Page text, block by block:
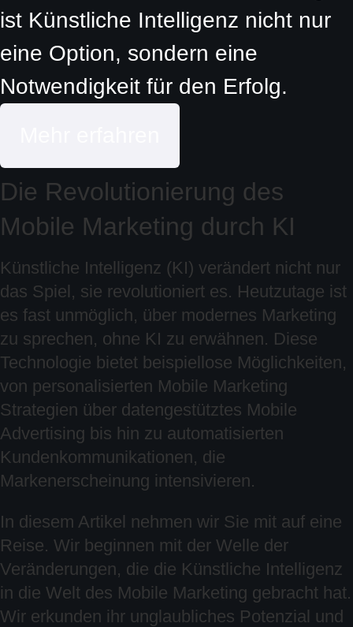
ist Künstliche Intelligenz nicht nur
eine Option, sondern eine
Notwendigkeit für den Erfolg.
Die Revolutionierung des
Mobile Marketing durch KI
Künstliche Intelligenz (KI) verändert nicht nur
das Spiel, sie revolutioniert es. Heutzutage ist
es fast unmöglich, über modernes Marketing
zu sprechen, ohne KI zu erwähnen. Diese
Technologie bietet beispiellose Möglichkeiten,
von personalisierten Mobile Marketing
Strategien über datengestütztes Mobile
Advertising bis hin zu automatisierten
Kundenkommunikationen, die
Markenerscheinung intensivieren.
In diesem Artikel nehmen wir Sie mit auf eine
Reise. Wir beginnen mit der Welle der
Veränderungen, die die Künstliche Intelligenz
in die Welt des Mobile Marketing gebracht hat.
Wir erkunden ihr unglaubliches Potenzial und